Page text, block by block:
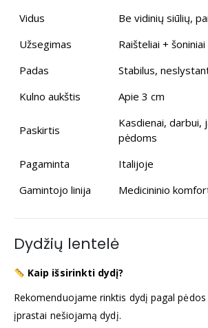
Vidus
Be vidinių siūlių,
Užsegimas
Raišteliai +
Padas
Stabilus,
Kulno aukštis
Apie 3 cm
Paskirtis
Kasdienai, darbui,
pėdoms
Pagaminta
Italijoje
Gamintojo linija
Medicininio
Dydžių lentelė
Kaip išsirinkti dydį?
Rekomenduojame rinktis dydį pagal
įprastai nešiojamą dydį.